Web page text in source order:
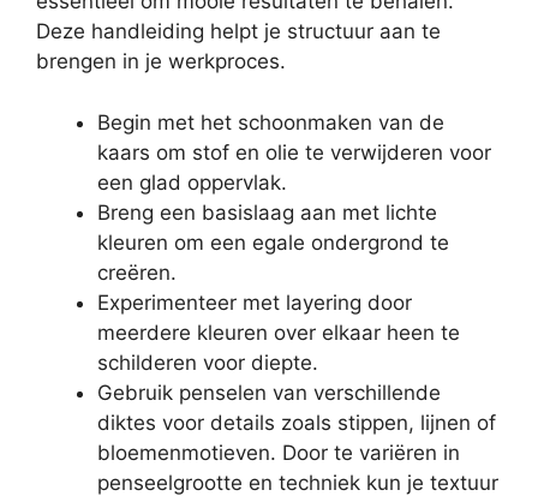
Deze handleiding helpt je structuur aan te
brengen in je werkproces.
Begin met het schoonmaken van de
kaars om stof en olie te verwijderen voor
een glad oppervlak.
Breng een basislaag aan met lichte
kleuren om een egale ondergrond te
creëren.
Experimenteer met layering door
meerdere kleuren over elkaar heen te
schilderen voor diepte.
Gebruik penselen van verschillende
diktes voor details zoals stippen, lijnen of
bloemenmotieven. Door te variëren in
penseelgrootte en techniek kun je textuur